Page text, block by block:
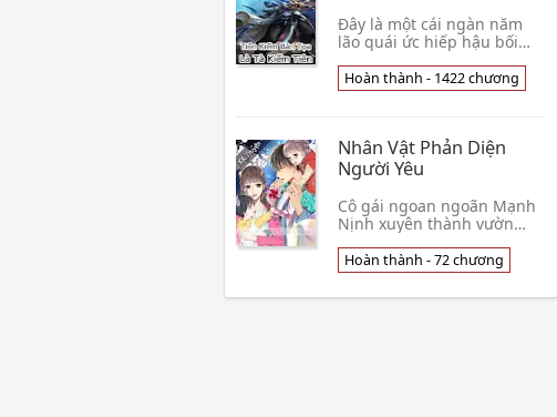
Đây là một cái ngàn năm
lão quái ức hiếp hậu bối
Và dĩ nhiên là không thiếu
các mm xung quanh.👦 Phi
Hoàn thành - 1422 chương
Nhân Vật Phản Diện
Người Yêu
Cô gái ngoan ngoãn Mạnh
Nịnh xuyên thành vườn
pháo hôi nữ phụ, cái này
nữ phụ không chỉ cơm hộp
lãnh sớm, cả ngày 👦 Hội
Hoàn thành - 72 chương